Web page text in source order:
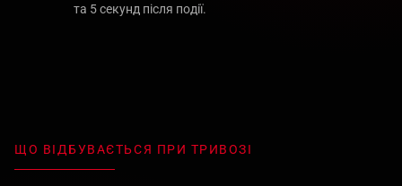
та 5 секунд після події.
ЩО ВІДБУВАЄТЬСЯ ПРИ ТРИВОЗІ